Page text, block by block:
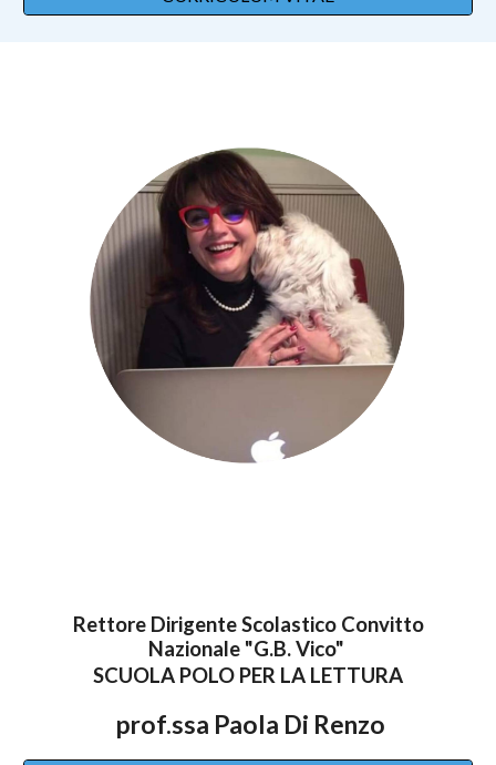
Rettore Dirigente Scolastico Convitto
Nazionale "G.B. Vico"
SCUOLA POLO PER LA LETTURA
prof.ssa Paola Di Renzo